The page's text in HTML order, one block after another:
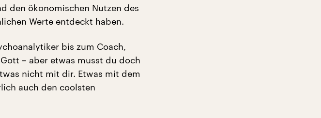
den ökonomischen Nutzen des
Werte entdeckt haben.
bis zum Coach,
– aber etwas musst du doch
nicht mit dir. Etwas mit dem
auch den coolsten